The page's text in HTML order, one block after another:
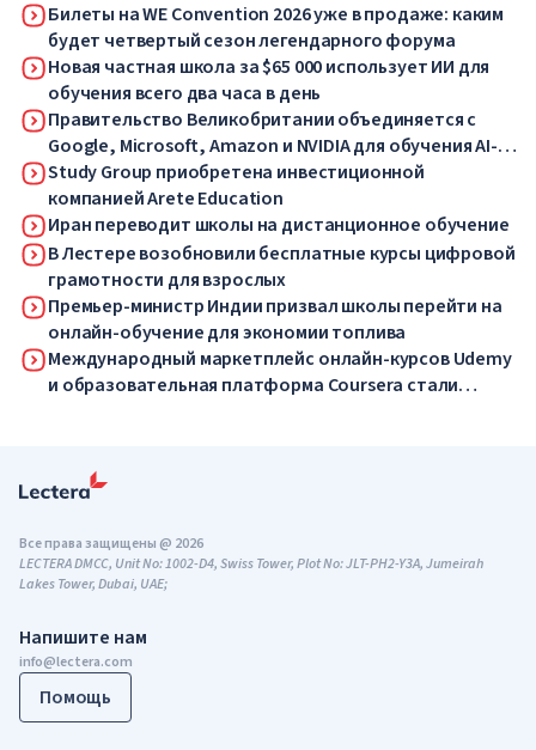
Билеты на WE Convention 2026 уже в продаже: каким
будет четвертый сезон легендарного форума
Новая частная школа за $65 000 использует ИИ для
обучения всего два часа в день
Правительство Великобритании объединяется с
Google, Microsoft, Amazon и NVIDIA для обучения AI-
навыкам миллионов работников
Study Group приобретена инвестиционной
компанией Arete Education
Иран переводит школы на дистанционное обучение
В Лестере возобновили бесплатные курсы цифровой
грамотности для взрослых
Премьер-министр Индии призвал школы перейти на
онлайн-обучение для экономии топлива
Международный маркетплейс онлайн-курсов Udemy
и образовательная платформа Coursera стали
Напишите нам
info@lectera.com
Помощь
Все права защищены @ 2026
LECTERA DMCC, Unit No: 1002-D4, Swiss Tower, Plot No: JLT-PH2-Y3A, Jumeirah
Lakes Tower, Dubai, UAE;